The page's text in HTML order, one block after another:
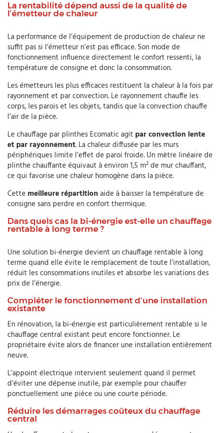
La rentabilité dépend aussi de la qualité de
l’émetteur de chaleur
La performance de l’équipement de production de chaleur ne
suffit pas si l’émetteur n’est pas efficace. Son mode de
fonctionnement influence directement le confort ressenti, la
température de consigne et donc la consommation.
Les émetteurs les plus efficaces restituent la chaleur à la fois par
rayonnement et par convection. Le rayonnement chauffe les
corps, les parois et les objets, tandis que la convection chauffe
l’air de la pièce.
Le chauffage par plinthes Ecomatic agit par convection lente
et par rayonnement. La chaleur diffusée par les murs
périphériques limite l’effet de paroi froide. Un mètre linéaire de
plinthe chauffante équivaut à environ 1,5 m² de mur chauffant,
ce qui favorise une chaleur homogène dans la pièce.
Cette meilleure répartition aide à baisser la température de
consigne sans perdre en confort thermique.
Dans quels cas la bi-énergie est-elle un chauffage
rentable à long terme ?
Une solution bi-énergie devient un chauffage rentable à long
terme quand elle évite le remplacement de toute l’installation,
réduit les consommations inutiles et absorbe les variations des
prix de l’énergie.
Compléter le fonctionnement d’une installation
existante
En rénovation, la bi-énergie est particulièrement rentable si le
chauffage central existant peut encore fonctionner. Le
propriétaire évite alors de financer une installation entièrement
neuve.
L’appoint électrique intervient seulement quand il permet
d’éviter une dépense inutile, par exemple pour chauffer
ponctuellement une pièce ou une courte période.
Réduire les démarrages coûteux du chauffage
central